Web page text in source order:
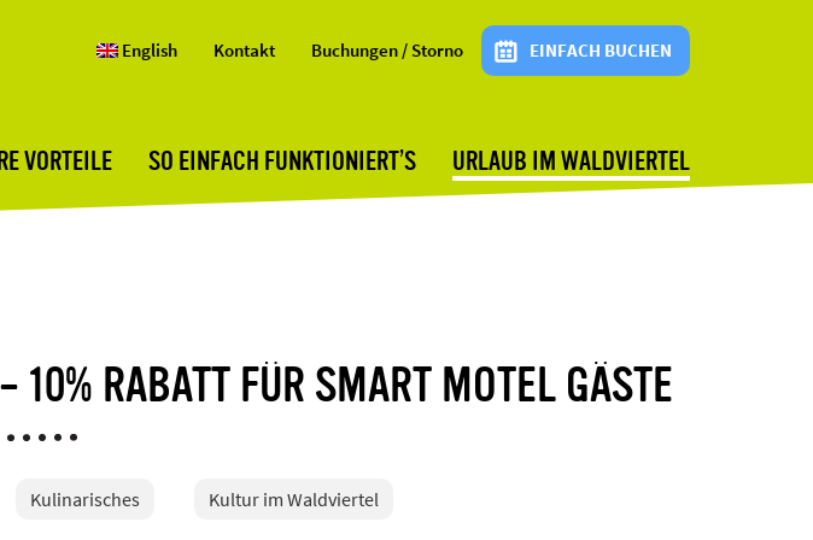
VORTEILE SO EINFACH FUNKTIONIERT’S URLAUB IM WALDVIERTEL
English Kontakt Buchungen / Storno EINFACH BUCHEN
10% RABATT FÜR SMART MOTEL GÄSTE
Kulinarisches Kultur im Waldviertel